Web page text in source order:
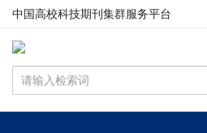
中国高校科技期刊集群服务平台